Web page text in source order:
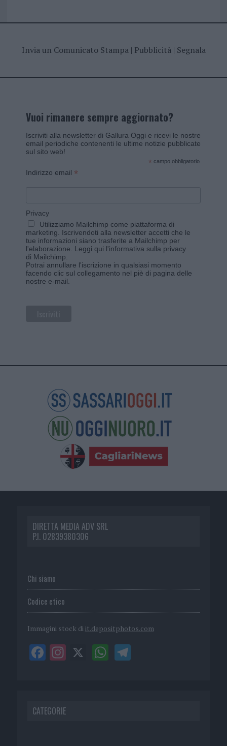
Invia un Comunicato Stampa| Pubblicità| Segnala
Vuoi rimanere sempre aggiornato?
Iscriviti alla newsletter di Gallura Oggi e ricevi le nostre
email periodiche contenenti le ultime notizie pubblicate
sul sito web!
* campo obbligatorio
Indirizzo email *
Privacy
Utilizziamo Mailchimp come piattaforma di
marketing. Iscrivendoti alla newsletter accetti che le
tue informazioni siano trasferite a Mailchimp per
l'elaborazione. Leggi qui l'informativa sulla privacy
di Mailchimp
Potrai annullare l'iscrizione in qualsiasi momento
facendo clic sul collegamento nel piè di pagina delle
nostre e-mail.
DIRETTA MEDIA ADV SRL
P.I. 02839380306
Chi siamo
Codice etico
Immagini stock di it.depositphotos.com
CATEGORIE